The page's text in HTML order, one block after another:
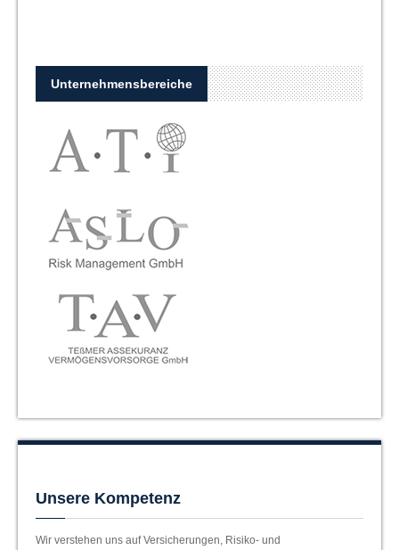
Unternehmensbereiche
Unsere Kompetenz
Wir verstehen uns auf Versicherungen, Risiko- und